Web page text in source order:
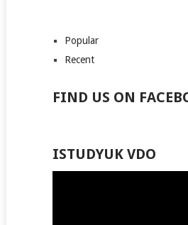
Popular
Recent
FIND US ON
ISTUDYUK VDO